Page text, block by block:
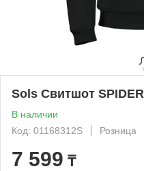
Sols Свитшот SPIDER
В наличии
Код: 01168312S
Розница
7 599 ₸